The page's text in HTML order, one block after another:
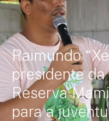
Raimundo
presidente
Reserva
para a